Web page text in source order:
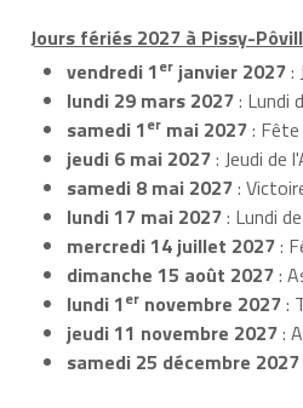
Jours fériés 2027 à Pissy-
vendredi 1er janvier 2027:
lundi 29 mars 2027: Lundi
samedi 1er mai 2027:
jeudi 6 mai 2027: Jeudi de
samedi 8 mai 2027:
lundi 17 mai 2027: Lundi
mercredi 14 juillet 2027:
dimanche 15 août 2027:
lundi 1er novembre 2027:
jeudi 11 novembre 2027:
samedi 25 décembre 2027